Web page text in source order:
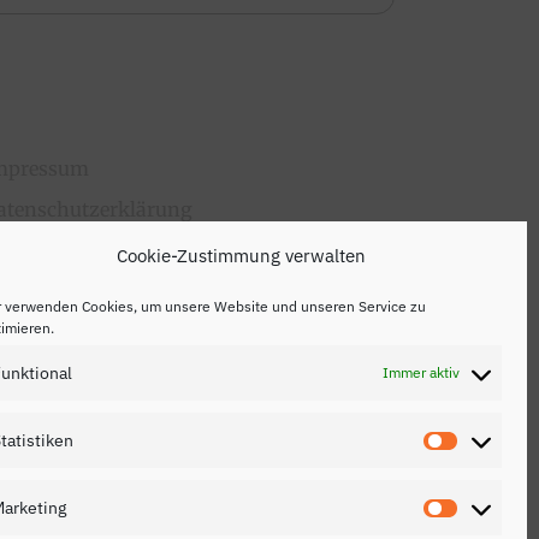
Cookie-Zustimmung verwalten
verwenden Cookies, um unsere Website und unseren Service zu
Immer aktiv